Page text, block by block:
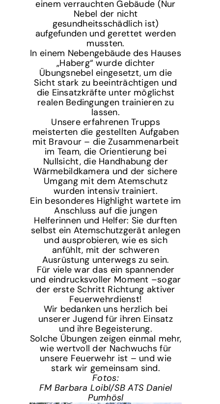
einem verrauchten Gebäude (Nur
Nebel der nicht
gesundheitsschädlich ist)
aufgefunden und gerettet werden
mussten.
In einem Nebengebäude des Hauses
„Haberg“ wurde dichter
Übungsnebel eingesetzt, um die
Sicht stark zu beeinträchtigen und
die Einsatzkräfte unter möglichst
realen Bedingungen trainieren zu
lassen.
Unsere erfahrenen Trupps
meisterten die gestellten Aufgaben
mit Bravour – die Zusammenarbeit
im Team, die Orientierung bei
Nullsicht, die Handhabung der
Wärmebildkamera und der sichere
Umgang mit dem Atemschutz
wurden intensiv trainiert.
Ein besonderes Highlight wartete im
Anschluss auf die jungen
Helferinnen und Helfer: Sie durften
selbst ein Atemschutzgerät anlegen
und ausprobieren, wie es sich
anfühlt, mit der schweren
Ausrüstung unterwegs zu sein.
Für viele war das ein spannender
und eindrucksvoller Moment –sogar
der erste Schritt Richtung aktiver
Feuerwehrdienst!
Wir bedanken uns herzlich bei
unserer Jugend für ihren Einsatz
und ihre Begeisterung.
Solche Übungen zeigen einmal mehr,
wie wertvoll der Nachwuchs für
unsere Feuerwehr ist – und wie
stark wir gemeinsam sind.
Fotos:
FM Barbara Loibl/SB ATS Daniel
Pumhösl